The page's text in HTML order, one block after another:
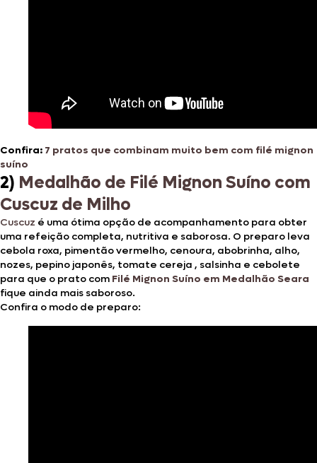
Confira: 7 pratos que combinam muito bem com filé mignon
suíno
2) Medalhão de Filé Mignon Suíno com
Cuscuz de Milho
Cuscuz é uma ótima opção de acompanhamento para obter
uma refeição completa, nutritiva e saborosa. O preparo leva
cebola roxa, pimentão vermelho, cenoura, abobrinha, alho,
nozes, pepino japonês, tomate cereja , salsinha e cebolete
para que o prato com Filé Mignon Suíno em Medalhão Seara
fique ainda mais saboroso.
Confira o modo de preparo: